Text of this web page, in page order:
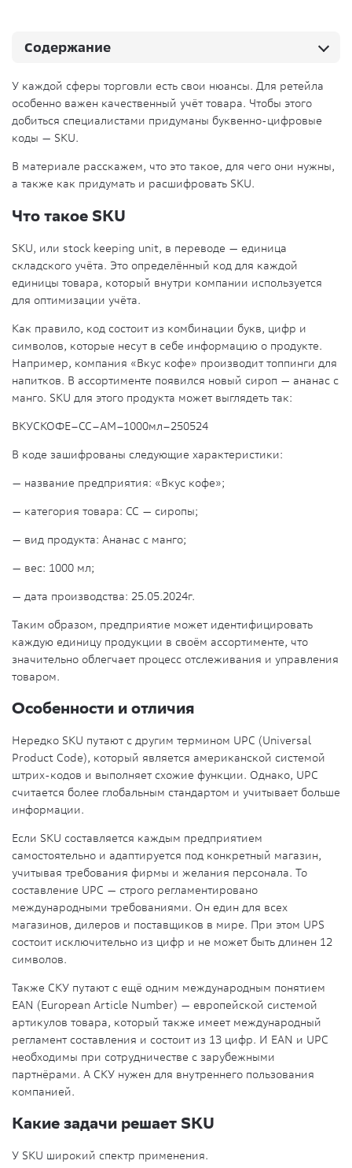
У каждой сферы торговли есть свои нюансы. Для ретейла
особенно важен качественный учёт товара. Чтобы этого
добиться специалистами придуманы буквенно-цифровые
коды — SKU.
В материале расскажем, что это такое, для чего они нужны,
а также как придумать и расшифровать SKU.
Что такое SKU
SKU, или stock keeping unit, в переводе — единица
складского учёта. Это определённый код для каждой
единицы товара, который внутри компании используется
для оптимизации учёта.
Как правило, код состоит из комбинации букв, цифр и
символов, которые несут в себе информацию о продукте.
Например, компания «Вкус кофе» производит топпинги для
напитков. В ассортименте появился новый сироп — ананас с
манго. SKU для этого продукта может выглядеть так:
ВКУСКОФЕ–СС–АМ–1000мл–250524
В коде зашифрованы следующие характеристики:
— название предприятия: «Вкус кофе»;
— категория товара: СС — сиропы;
— вид продукта: Ананас с манго;
— вес: 1000 мл;
— дата производства: 25.05.2024г.
Таким образом, предприятие может идентифицировать
каждую единицу продукции в своём ассортименте, что
значительно облегчает процесс отслеживания и управления
товаром.
Особенности и отличия
Нередко SKU путают с другим термином UPC (Universal
Product Code), который является американской системой
штрих-кодов и выполняет схожие функции. Однако, UPC
считается более глобальным стандартом и учитывает больше
информации.
Если SKU составляется каждым предприятием
самостоятельно и адаптируется под конкретный магазин,
учитывая требования фирмы и желания персонала. То
составление UPC — строго регламентировано
международными требованиями. Он един для всех
магазинов, дилеров и поставщиков в мире. При этом UPS
состоит исключительно из цифр и не может быть длинен 12
символов.
Также СКУ путают с ещё одним международным понятием
EAN (European Article Number) — европейской системой
артикулов товара, который также имеет международный
регламент составления и состоит из 13 цифр. И EAN и UPC
необходимы при сотрудничестве с зарубежными
партнёрами. А СКУ нужен для внутреннего пользования
компанией.
Какие задачи решает SKU
У SKU широкий спектр применения.
Содержание